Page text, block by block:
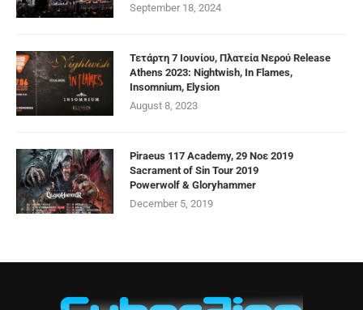
September 18, 2024
Τετάρτη 7 Ιουνίου, Πλατεία Νερού Release
Athens 2023: Nightwish, In Flames,
Insomnium, Elysion
August 8, 2023
Piraeus 117 Academy, 29 Νοε 2019
Sacrament of Sin Tour 2019
Powerwolf & Gloryhammer
December 5, 2019